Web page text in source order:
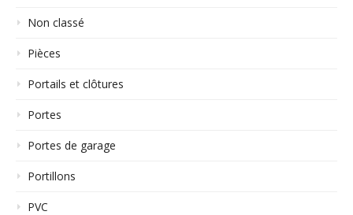
Non classé
Pièces
Portails et clôtures
Portes
Portes de garage
Portillons
PVC